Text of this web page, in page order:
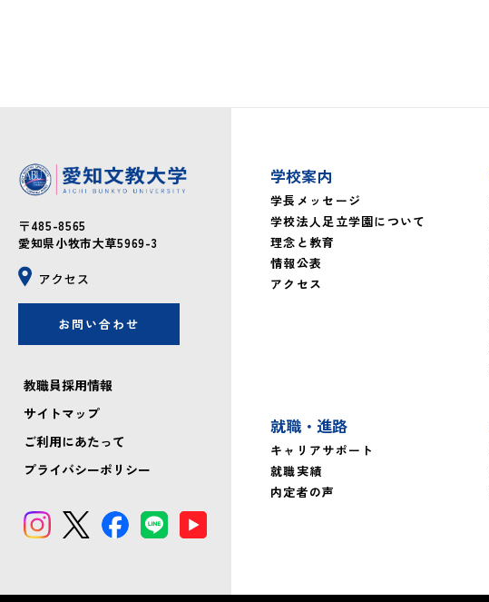
〒485-8565
愛知県小牧市大草5969-3
お問い合わせ
教職員採用情報
サイトマップ
ご利用にあたって
プライバシーポリシー
学校案内
学長メッセージ
学校法人足立学園について
理念と教育
情報公表
アクセス
就職・進路
キャリアサポート
就職実績
内定者の声